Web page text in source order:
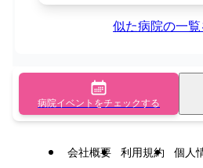
似た病院の一
病院イベントをチェックする
会社概要 利用規約 個人